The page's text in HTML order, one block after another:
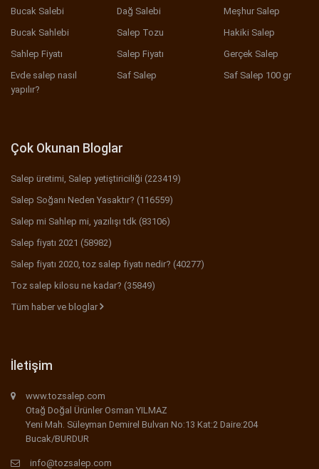
Bucak Salebi
Bucak Sahlebi
Sahlep Fiyatı
Evde salep nasıl
yapılır?
Dağ Salebi
Salep Tozu
Salep Fiyatı
Saf Salep
Meşhur Salep
Hakiki Salep
Gerçek Salep
Saf Salep 100 gr
Çok Okunan Bloglar
Salep üretimi, Salep yetiştiriciliği (223419)
Salep Soğanı Neden Yasaktır? (116559)
Salep mi Sahlep mi, yazılışı tdk (83106)
Salep fiyatı 2021 (58982)
Salep fiyatı 2020, toz salep fiyatı nedir? (40277)
Toz salep kilosu ne kadar? (35849)
Tüm haber ve bloglar
İletişim
www.tozsalep.com
Otağ Doğal Ürünler Osman YILMAZ
Yeni Mah. Süleyman Demirel Bulvarı No:13 Kat:2 Daire:204
Bucak/BURDUR
info@tozsalep.com